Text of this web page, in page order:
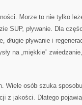
Morze to nie tylko
SUP, pływanie. Dla
długie pływanie i
na „miękkie”
Wiele osób szuka
z jakości. Dlatego